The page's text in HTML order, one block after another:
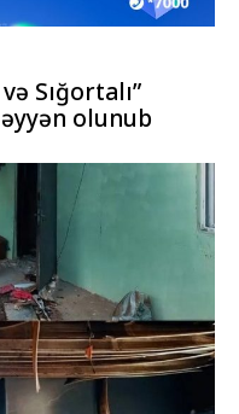
Sığortalı”
olunub